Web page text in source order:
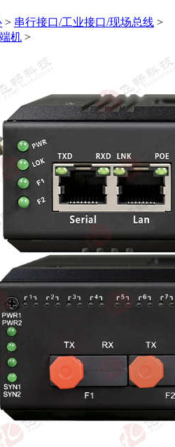
> 串行接口/工业接口/现场总线 >
机 >